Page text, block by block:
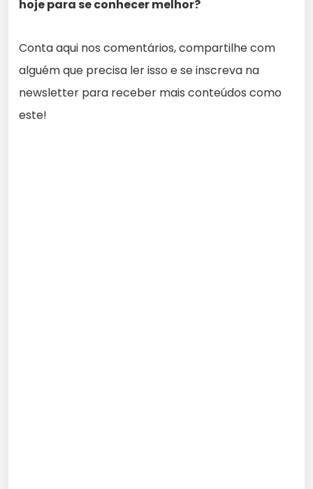
hoje para se conhecer melhor?
Conta aqui nos comentários, compartilhe com
alguém que precisa ler isso e se inscreva na
newsletter para receber mais conteúdos como
este!